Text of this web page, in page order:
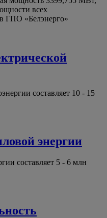
всех
ГПО «Белэнерго»
составляет 10 - 15
энергии
составляет 5 - 6 млн